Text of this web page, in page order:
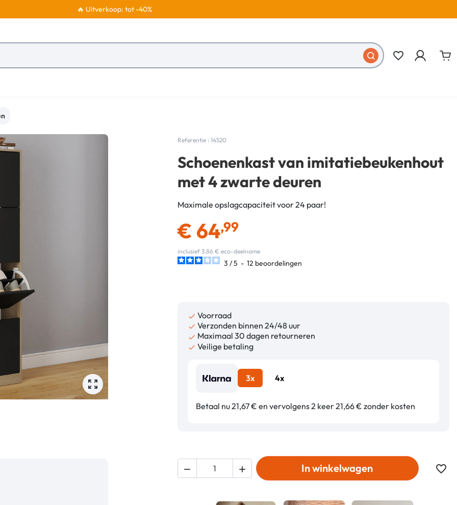
🔥 Uitverkoop: tot -40%
favorite_border
Referentie : 14520
Schoenenkast van imitatiebeukenhout
met 4 zwarte deuren
Maximale opslagcapaciteit voor 24 paar!
€ 64,99
inclusief 3.86 € eco-deelname
3 /5 - 12 beoordelingen
 Voorraad
 Verzonden binnen 24/48 uur
 Maximaal 30 dagen retourneren
 Veilige betaling
3x 4x
Betaal nu 21,67 € en vervolgens 2 keer 21,66 € zonder kosten
  In winkelwagen favorite_border